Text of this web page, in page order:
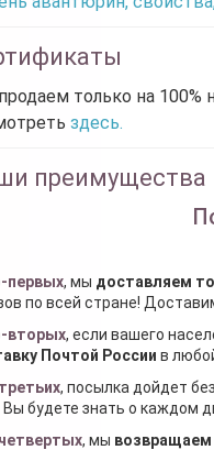
только на 100%
здесь.
преимущества
первых, мы доставляем
по всей стране!
вторых, если вашего
Почтой России в
, посылка дойдет
Вы будете знать о каждом
, мы возвращаем